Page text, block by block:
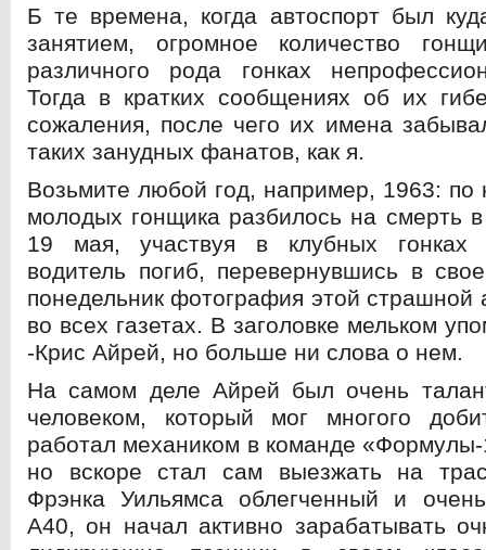
Б те времена, когда автоспорт был
занятием, огромное количество
различного рода гонках
Тогда в кратких сообщениях об их
сожаления, после чего их имена
таких занудных фанатов, как я.
Возьмите любой год, например, 1963: по
молодых гонщика разбилось на смерть
19 мая, участвуя в клубных гонках
водитель погиб, перевернувшись в
понедельник фотография этой страшной
во всех газетах. В заголовке мельком
-Крис Айрей, но больше ни слова о нем.
На самом деле Айрей был очень
человеком, который мог многого
работал механиком в команде
но вскоре стал сам выезжать на
Фрэнка Уильямса облегченный и
А40, он начал активно зарабатывать